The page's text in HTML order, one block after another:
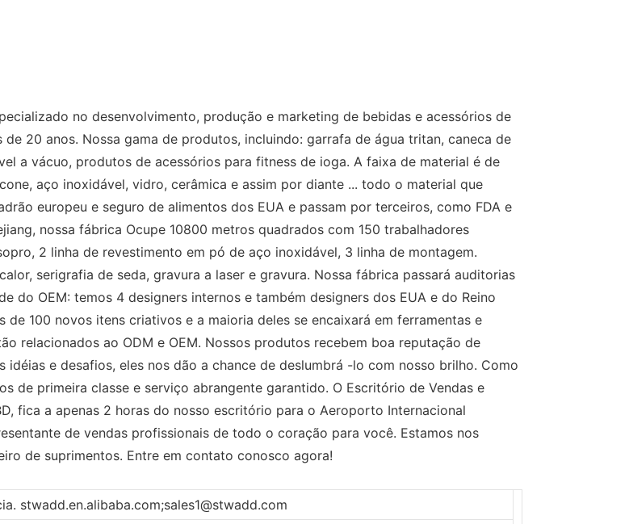
no desenvolvimento, produção e marketing de bebidas e acessórios de
20 anos. Nossa gama de produtos, incluindo: garrafa de água tritan, caneca de
a vácuo, produtos de acessórios para fitness de ioga. A faixa de material é de
aço inoxidável, vidro, cerâmica e assim por diante ... todo o material que
europeu e seguro de alimentos dos EUA e passam por terceiros, como FDA e
nossa fábrica Ocupe 10800 metros quadrados com 150 trabalhadores
2 linha de revestimento em pó de aço inoxidável, 3 linha de montagem.
serigrafia de seda, gravura a laser e gravura. Nossa fábrica passará auditorias
do OEM: temos 4 designers internos e também designers dos EUA e do Reino
100 novos itens criativos e a maioria deles se encaixará em ferramentas e
relacionados ao ODM e OEM. Nossos produtos recebem boa reputação de
e desafios, eles nos dão a chance de deslumbrá -lo com nosso brilho. Como
de primeira classe e serviço abrangente garantido. O Escritório de Vendas e
fica a apenas 2 horas do nosso escritório para o Aeroporto Internacional
de vendas profissionais de todo o coração para você. Estamos nos
de suprimentos. Entre em contato conosco agora!
stwadd.en.alibaba.com;sales1@stwadd.com